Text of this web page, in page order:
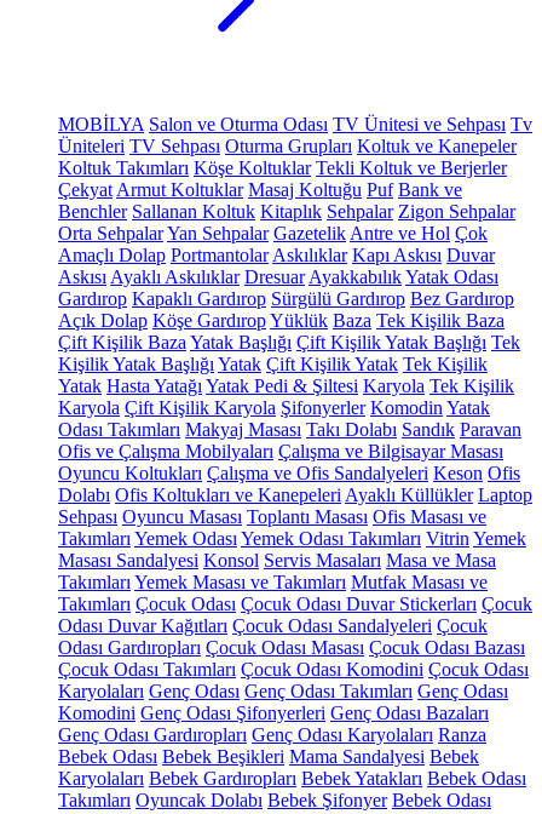
MOBİLYA Salon ve Oturma Odası TV Ünitesi ve Sehpası Tv
Üniteleri TV Sehpası Oturma Grupları Koltuk ve Kanepeler
Koltuk Takımları Köşe Koltuklar Tekli Koltuk ve Berjerler
Çekyat Armut Koltuklar Masaj Koltuğu Puf Bank ve
Benchler Sallanan Koltuk Kitaplık Sehpalar Zigon Sehpalar
Orta SehpalarYan Sehpalar Gazetelik Antre ve Hol Çok
Amaçlı Dolap Portmantolar Askılıklar Kapı Askısı Duvar
Askısı Ayaklı Askılıklar Dresuar AyakkabılıkYatak Odası
Gardırop Kapaklı Gardırop Sürgülü Gardırop Bez Gardırop
Açık Dolap Köşe GardıropYüklük Baza Tek Kişilik Baza
Çift Kişilik Baza Yatak Başlığı Çift Kişilik Yatak Başlığı Tek
Kişilik Yatak Başlığı Yatak Çift Kişilik Yatak Tek Kişilik
Yatak Hasta Yatağı Yatak Pedi & Şiltesi Karyola Tek Kişilik
Karyola Çift Kişilik Karyola Şifonyerler Komodin Yatak
Odası Takımları Makyaj Masası Takı Dolabı Sandık Paravan
Ofis ve Çalışma Mobilyaları Çalışma ve Bilgisayar Masası
Oyuncu Koltukları Çalışma ve Ofis Sandalyeleri Keson Ofis
Dolabı Ofis Koltukları ve Kanepeleri Ayaklı Küllükler Laptop
Sehpası Oyuncu Masası Toplantı Masası Ofis Masası ve
Takımları Yemek Odası Yemek Odası Takımları Vitrin Yemek
Masası Sandalyesi Konsol Servis Masaları Masa ve Masa
Takımları Yemek Masası ve Takımları Mutfak Masası ve
Takımları Çocuk Odası Çocuk Odası Duvar Stickerları Çocuk
Odası Duvar Kağıtları Çocuk Odası Sandalyeleri Çocuk
Odası Gardıropları Çocuk Odası Masası Çocuk Odası Bazası
Çocuk Odası Takımları Çocuk Odası Komodini Çocuk Odası
Karyolaları Genç Odası Genç Odası Takımları Genç Odası
Komodini Genç Odası Şifonyerleri Genç Odası Bazaları
Genç Odası Gardıropları Genç Odası Karyolaları Ranza
Bebek Odası Bebek Beşikleri Mama Sandalyesi Bebek
Karyolaları Bebek Gardıropları Bebek Yatakları Bebek Odası
Takımları Oyuncak Dolabı Bebek Şifonyer Bebek Odası